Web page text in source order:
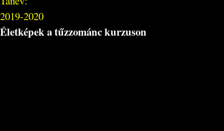
2019-2020
Életképek a tűzzománc kurzuson